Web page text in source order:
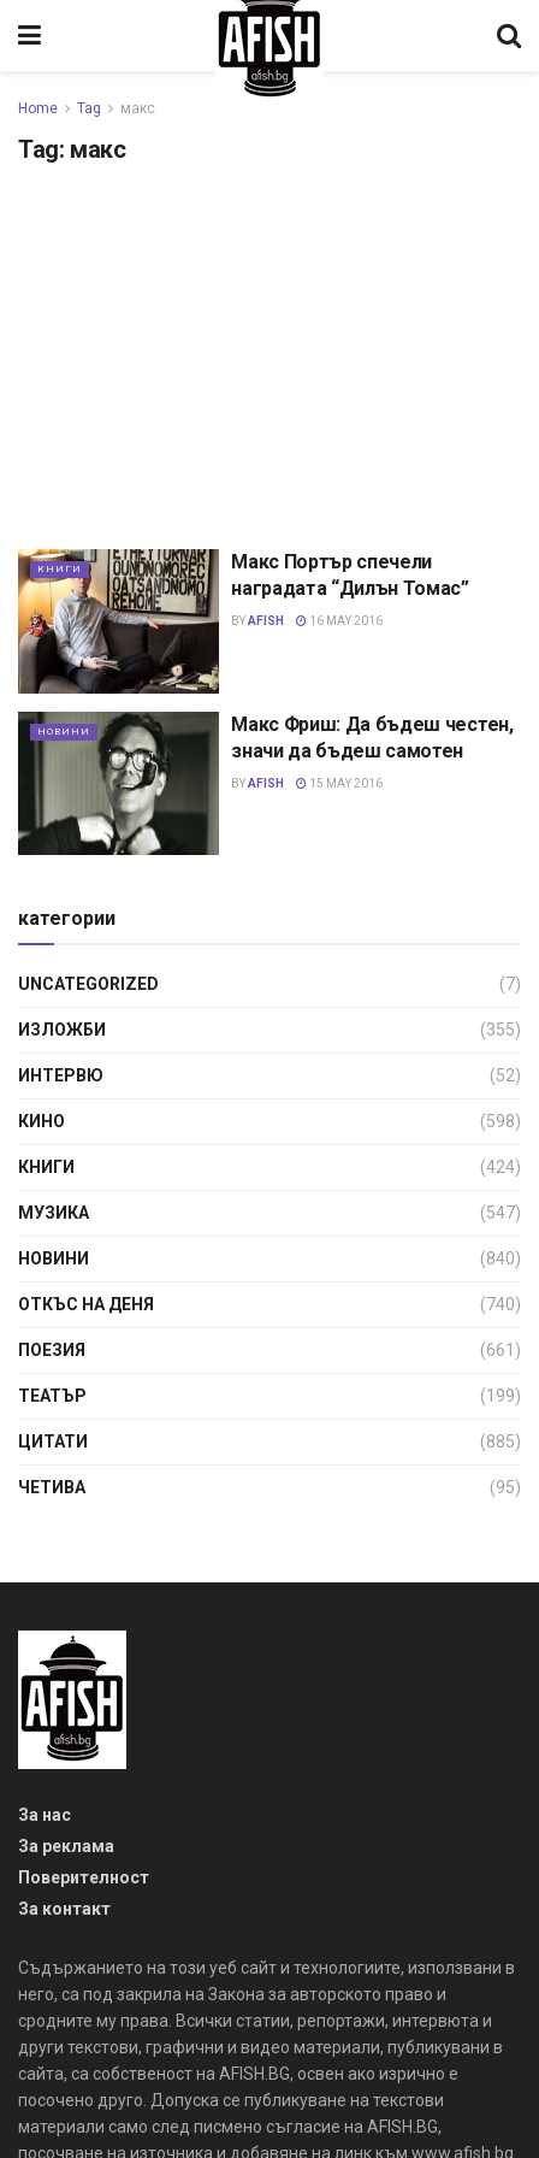
Home Tag макс
Tag: макс
КНИГИ
Макс Портър спечели
наградата “Дилън Томас”
BYAFISH 16 MAY 2016
НОВИНИ
Макс Фриш: Да бъдеш честен,
значи да бъдеш самотен
BYAFISH 15 MAY 2016
категории
UNCATEGORIZED (7)
ИЗЛОЖБИ (355)
ИНТЕРВЮ (52)
КИНО (598)
КНИГИ (424)
МУЗИКА (547)
НОВИНИ (840)
ОТКЪС НА ДЕНЯ (740)
ПОЕЗИЯ (661)
ТЕАТЪР (199)
ЦИТАТИ (885)
ЧЕТИВА (95)
За нас
За реклама
Поверителност
За контакт
Съдържанието на този уеб сайт и технологиите, използвани в
него, са под закрила на Закона за авторското право и
сродните му права. Всички статии, репортажи, интервюта и
други текстови, графични и видео материали, публикувани в
сайта, са собственост на AFISH.BG, освен ако изрично е
посочено друго. Допуска се публикуване на текстови
материали само след писмено съгласие на AFISH.BG,
посочване на източника и добавяне на линк към www.afish.bg.